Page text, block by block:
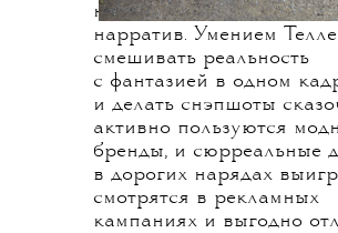
намекает на
нарратив. Умением
смешивать реальность
с фантазией в одном
и делать снэпшоты
активно пользуются
бренды, и сюрреальные
в дорогих нарядах
смотрятся в рекламных
кампаниях и выгодно